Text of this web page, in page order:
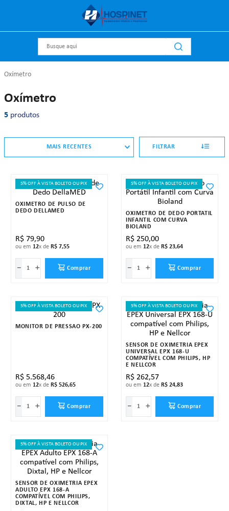
Oxímetro
Oxímetro
5 produtos
MAIS RECENTES FILTRAR
5% OFF À VISTA BOLETO OU PIX
OXÍMETRO DE PULSO DE
DEDO DELLAMED
R$ 79,90
ou em 12x de R$ 7,55
＋
－ Comprar
5% OFF À VISTA BOLETO OU PIX
OXÍMETRO DE DEDO PORTÁTIL
INFANTIL COM CURVA
BIOLAND
R$ 250,00
ou em 12x de R$ 23,64
＋
－ Comprar
5% OFF À VISTA BOLETO OU PIX
MONITOR DE PRESSÃO PX-200
R$ 5.568,46
ou em 12x de R$ 526,65
＋
－ Comprar
5% OFF À VISTA BOLETO OU PIX
SENSOR DE OXÍMETRIA EPEX
UNIVERSAL EPX 168-U
COMPATÍVEL COM PHILIPS, HP
E NELLCOR
R$ 262,57
ou em 12x de R$ 24,83
＋
－ Comprar
5% OFF À VISTA BOLETO OU PIX
SENSOR DE OXÍMETRIA EPEX
ADULTO EPX 168-A
COMPATÍVEL COM PHILIPS,
DIXTAL, HP E NELLCOR